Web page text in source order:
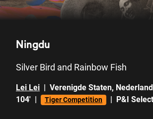
Ningdu
Silver Bird and Rainbow Fish
Lei Lei | Verenigde Staten, Nederland
104' | Tiger Competition | P&I